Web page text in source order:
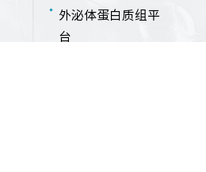
外泌体蛋白质组平
台